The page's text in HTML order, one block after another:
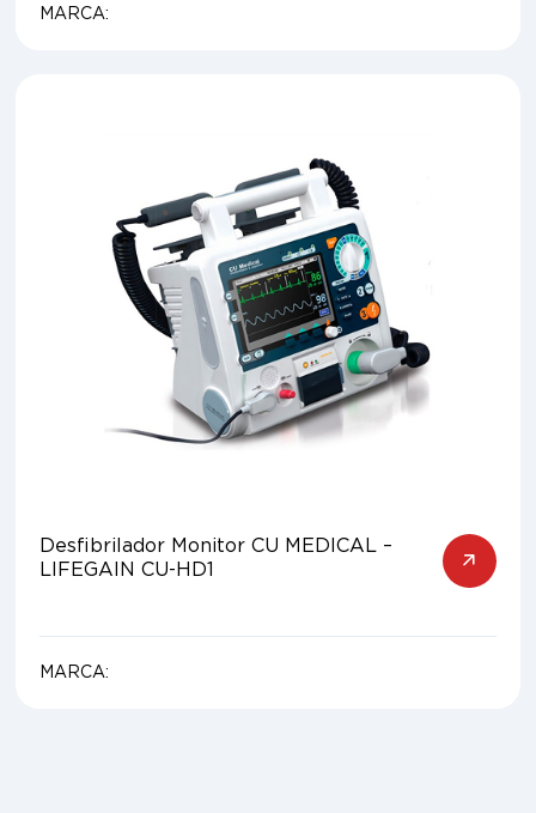
MARCA:
Desfibrilador Monitor CU MEDICAL –
LIFEGAIN CU-HD1
MARCA: